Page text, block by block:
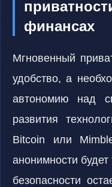
финансах
Мгновенный
удобство, а
автономию над
развития
Bitcoin или
анонимности
безопасности